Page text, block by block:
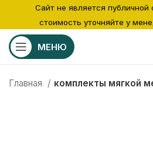
МЕНЮ
Главная комплекты мягкой
Сайт не является публичной
стоимость уточняйте у